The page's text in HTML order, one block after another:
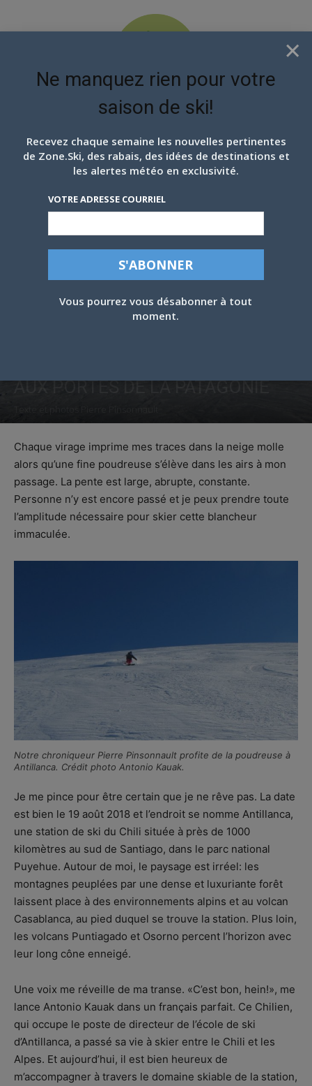
EN ATTENDANT LES
AUX PORTES DE LA PATAGONIE
Chaque virage imprime mes traces dans la neige molle
alors qu’une fine poudreuse s’élève dans les airs à mon
passage. La pente est large, abrupte, constante.
Personne n’y est encore passé et je peux prendre toute
l’amplitude nécessaire pour skier cette blancheur
immaculée.
Notre chroniqueur Pierre Pinsonnault profite de la poudreuse à
Antillanca. Crédit photo Antonio Kauak.
Je me pince pour être certain que je ne rêve pas. La date
est bien le 19 août 2018 et l’endroit se nomme Antillanca,
une station de ski du Chili située à près de 1000
kilomètres au sud de Santiago, dans le parc national
Puyehue. Autour de moi, le paysage est irréel: les
montagnes peuplées par une dense et luxuriante forêt
laissent place à des environnements alpins et au volcan
Casablanca, au pied duquel se trouve la station. Plus loin,
les volcans Puntiagado et Osorno percent l’horizon avec
leur long cône enneigé.
Une voix me réveille de ma transe. «C’est bon, hein!», me
lance Antonio Kauak dans un français parfait. Ce Chilien,
qui occupe le poste de directeur de l’école de ski
d’Antillanca, a passé sa vie à skier entre le Chili et les
Alpes. Et aujourd’hui, il est bien heureux de
m’accompagner à travers le domaine skiable de la station,
×
Ne manquez rien pour votre
saison de ski!
Recevez chaque semaine les nouvelles pertinentes
de Zone.Ski, des rabais, des idées de destinations et
les alertes météo en exclusivité.
VOTRE ADRESSE COURRIEL
Vous pourrez vous désabonner à tout
moment.